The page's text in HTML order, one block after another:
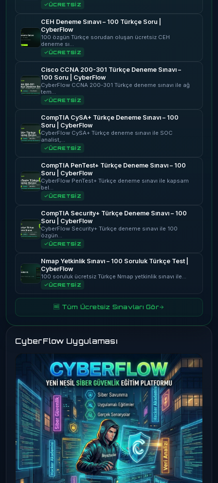
ÜCRETSİZ
CEH Deneme Sınavı – 100 Türkçe Soru |
CyberFlow
100 özgün Türkçe sorudan oluşan ücretsiz CEH
deneme sı…
ÜCRETSİZ
Cisco CCNA 200-301 Türkçe Deneme Sınavı –
100 Soru | CyberFlow
CyberFlow CCNA 200-301 Türkçe deneme sınavı ile ağ
tem…
ÜCRETSİZ
CompTIA CySA+ Türkçe Deneme Sınavı – 100
Soru | CyberFlow
CyberFlow CySA+ Türkçe deneme sınavı ile SOC
analist,…
ÜCRETSİZ
CompTIA PenTest+ Türkçe Deneme Sınavı – 100
Soru | CyberFlow
CyberFlow PenTest+ Türkçe deneme sınavı ile kapsam
bel…
ÜCRETSİZ
CompTIA Security+ Türkçe Deneme Sınavı – 100
Soru | CyberFlow
CyberFlow Security+ Türkçe deneme sınavı ile 100
özgün…
ÜCRETSİZ
Nmap Yetkinlik Sınavı – 100 Soruluk Türkçe Test |
CyberFlow
100 soruluk ücretsiz Türkçe Nmap yetkinlik sınavı ile…
ÜCRETSİZ
🆓 Tüm Ücretsiz Sınavları Gör
CyberFlow Uygulaması